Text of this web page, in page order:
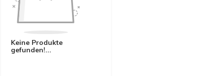
Keine Produkte
gefunden!...